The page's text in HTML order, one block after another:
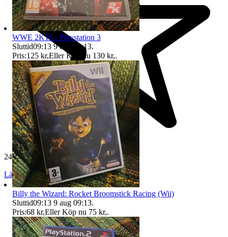
24 512 omdömen
Läs omdömen Följ
WWE 2K16 - Playstation 3
Sluttid09:13 9 aug 09:13.
Pris:125 kr,Eller Köp nu 130 kr,.
Billy the Wizard: Rocket Broomstick Racing (Wii)
Sluttid09:13 9 aug 09:13.
Pris:68 kr,Eller Köp nu 75 kr,.